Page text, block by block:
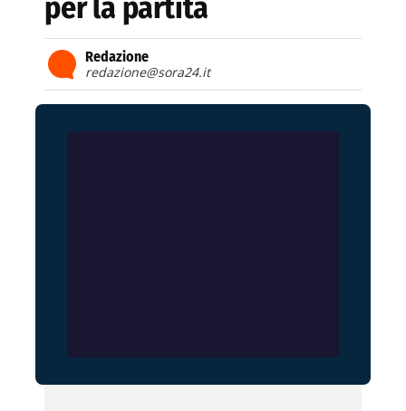
per la partita
Redazione
redazione@sora24.it